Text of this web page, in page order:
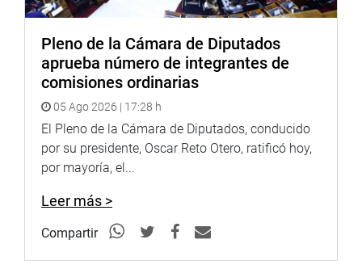
Pleno de la Cámara de Diputados
aprueba número de integrantes de
comisiones ordinarias
05 Ago 2026 | 17:28 h
El Pleno de la Cámara de Diputados, conducido
por su presidente, Oscar Reto Otero, ratificó hoy,
por mayoría, el...
Leer más >
Compartir